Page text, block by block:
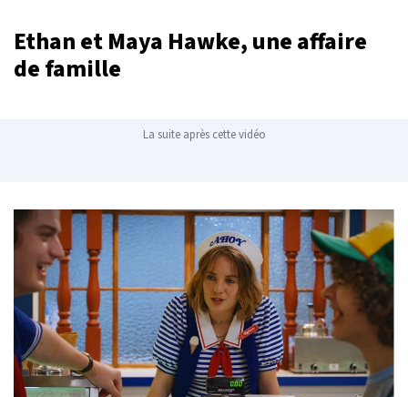
Ethan et Maya Hawke, une affaire
de famille
La suite après cette vidéo